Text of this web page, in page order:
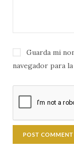
Guarda mi
navegador para